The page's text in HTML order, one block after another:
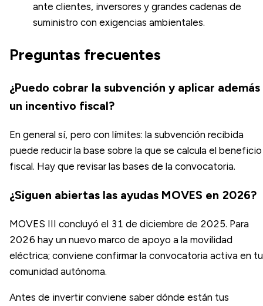
ante clientes, inversores y grandes cadenas de
suministro con exigencias ambientales.
Preguntas frecuentes
¿Puedo cobrar la subvención y aplicar además
un incentivo fiscal?
En general sí, pero con límites: la subvención recibida
puede reducir la base sobre la que se calcula el beneficio
fiscal. Hay que revisar las bases de la convocatoria.
¿Siguen abiertas las ayudas MOVES en 2026?
MOVES III concluyó el 31 de diciembre de 2025. Para
2026 hay un nuevo marco de apoyo a la movilidad
eléctrica; conviene confirmar la convocatoria activa en tu
comunidad autónoma.
Antes de invertir conviene saber dónde están tus